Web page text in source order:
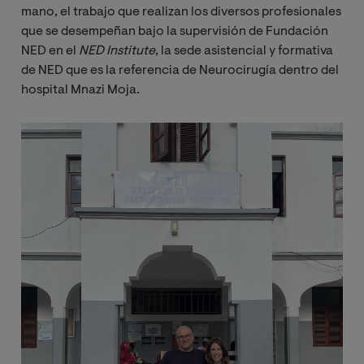
mano, el trabajo que realizan los diversos profesionales
que se desempeñan bajo la supervisión de Fundación
NED en el NED Institute, la sede asistencial y formativa
de NED que es la referencia de Neurocirugía dentro del
hospital Mnazi Moja.
Image